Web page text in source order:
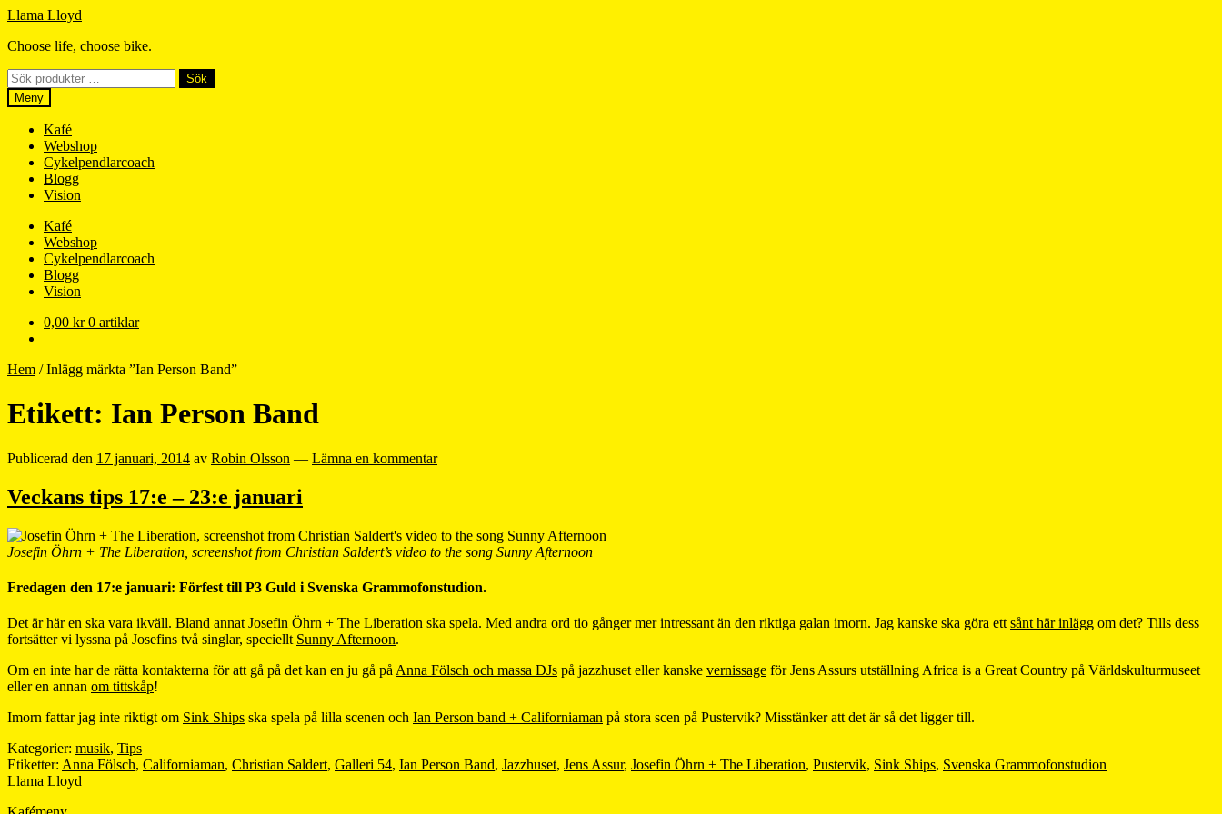
Hoppa
navigering
Hoppa
innehåll
Llama Lloyd
Choose life, choose bike.
Sök
efter:
Sök
Meny
Kafé
Webshop
Cykelpendlarcoach
Blogg
Vision
Kafé
Webshop
Cykelpendlarcoach
Blogg
Vision
0,00 kr 0 artiklar
Hem /Inlägg märkta ”Ian Person Band”
Etikett: Ian Person Band
Publicerad den 17 januari, 2014 av Robin Olsson — Lämna en kommentar
Veckans tips 17:e – 23:e januari
Josefin Öhrn + The Liberation, screenshot from Christian Saldert’s video to the song Sunny Afternoon
Fredagen den 17:e januari: Förfest till P3 Guld i Svenska Grammofonstudion.
Det är här en ska vara ikväll. Bland annat Josefin Öhrn + The Liberation ska spela. Med andra ord tio gånger mer intressant än den riktiga galan imorn. Jag kanske ska göra ett sånt här inlägg om det? Tills dess
fortsätter vi lyssna på Josefins två singlar, speciellt Sunny Afternoon.
Om en inte har de rätta kontakterna för att gå på det kan en ju gå på Anna Fölsch och massa DJs på jazzhuset eller kanske vernissage för Jens Assurs utställning Africa is a Great Country på Världskulturmuseet
eller en annan om tittskåp!
Imorn fattar jag inte riktigt om Sink Ships ska spela på lilla scenen och Ian Person band + Californiaman på stora scen på Pustervik? Misstänker att det är så det ligger till.
Kategorier: musik, Tips
Etiketter: Anna Fölsch, Californiaman, Christian Saldert, Galleri 54, Ian Person Band, Jazzhuset, Jens Assur, Josefin Öhrn + The Liberation, Pustervik, Sink Ships, Svenska Grammofonstudion
Llama Lloyd